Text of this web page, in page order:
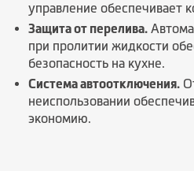
управление обеспечивает
Защита от перелива.
при пролитии жидкости
безопасность на кухне.
Система автоотключения.
неиспользовании
экономию.